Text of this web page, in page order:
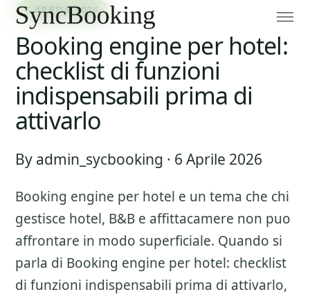
6 APRILE 2026
Booking engine per hotel:
checklist di funzioni
indispensabili prima di
attivarlo
By admin_sycbooking · 6 Aprile 2026
Booking engine per hotel e un tema che chi
gestisce hotel, B&B e affittacamere non puo
affrontare in modo superficiale. Quando si
parla di Booking engine per hotel: checklist
di funzioni indispensabili prima di attivarlo,